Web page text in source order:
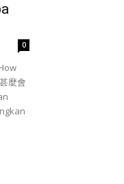
0
麼會